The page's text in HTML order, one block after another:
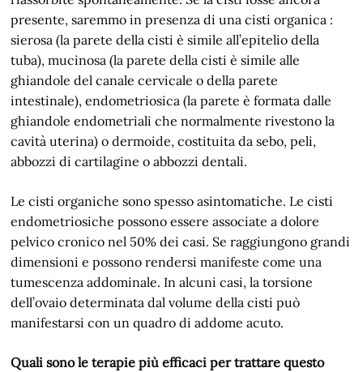
presente, saremmo in presenza di una cisti organica :
sierosa (la parete della cisti è simile all’epitelio della
tuba), mucinosa (la parete della cisti è simile alle
ghiandole del canale cervicale o della parete
intestinale), endometriosica (la parete è formata dalle
ghiandole endometriali che normalmente rivestono la
cavità uterina) o dermoide, costituita da sebo, peli,
abbozzi di cartilagine o abbozzi dentali.
Le cisti organiche sono spesso asintomatiche. Le cisti
endometriosiche possono essere associate a dolore
pelvico cronico nel 50% dei casi. Se raggiungono grandi
dimensioni e possono rendersi manifeste come una
tumescenza addominale. In alcuni casi, la torsione
dell’ovaio determinata dal volume della cisti può
manifestarsi con un quadro di addome acuto.
Quali sono le terapie più efficaci per trattare questo